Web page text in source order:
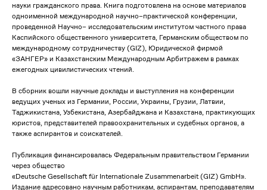
науки гражданского права. Книга подготовлена на основе материалов
одноименной международной научно–практической конференции,
проведенной Научно– исследовательским институтом частного права
Каспийского общественного университета, Германским обществом по
международному сотрудничеству (GIZ), Юридической фирмой
«ЗАНГЕР» и Казахстанским Международным Арбитражем в рамках
ежегодных цивилистических чтений.
В сборник вошли научные доклады и выступления на конференции
ведущих ученых из Германии, России, Украины, Грузии, Латвии,
Таджикистана, Узбекистана, Азербайджана и Казахстана, практикующих
юристов, представителей правоохранительных и судебных органов, а
также аспирантов и соискателей.
Публикация финансировалась Федеральным правительством Германии
через общество
«Deutsche Gesellschaft für Internationale Zusammenarbeit (GIZ) GmbH».
Издание адресовано научным работникам, аспирантам, преподавателям